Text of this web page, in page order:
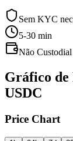
Sem KYC
5-30 min
Não Custodial
Gráfico de
USDC
Price Chart